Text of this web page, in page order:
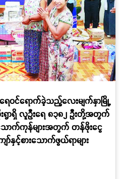
ေဝင်ရောက်ခဲ့သည့်လေးမျက်နှာမြို့
ရွာရှိ လူဦးရေ ၈၃၈၂ ဦးတို့အတွက်
သောက်ကုန်များအတွက် တန်ဖိုးငွေ
နှင့်စားသောက်ဖွယ်ရာများ